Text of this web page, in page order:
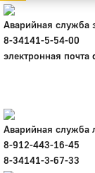
Аварийная служба
8-34141-5-54-00
электронная почта
Аварийная служба
8-912-443-16-45
8-34141-3-67-33